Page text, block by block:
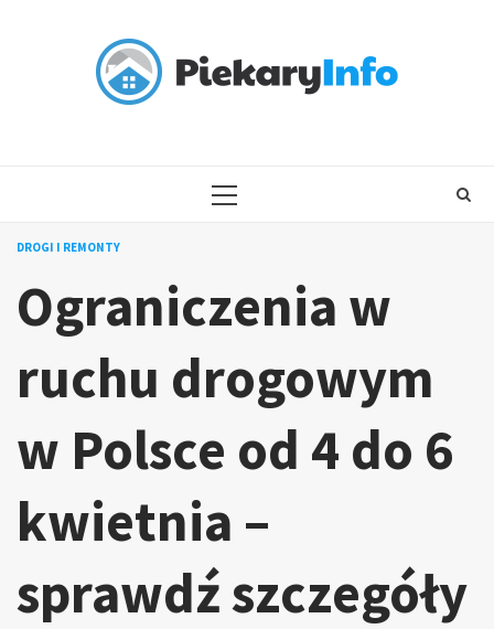
PRIMARY
DROGI I REMONTY
Ograniczenia w
ruchu drogowym
w Polsce od 4 do 6
kwietnia –
sprawdź szczegóły